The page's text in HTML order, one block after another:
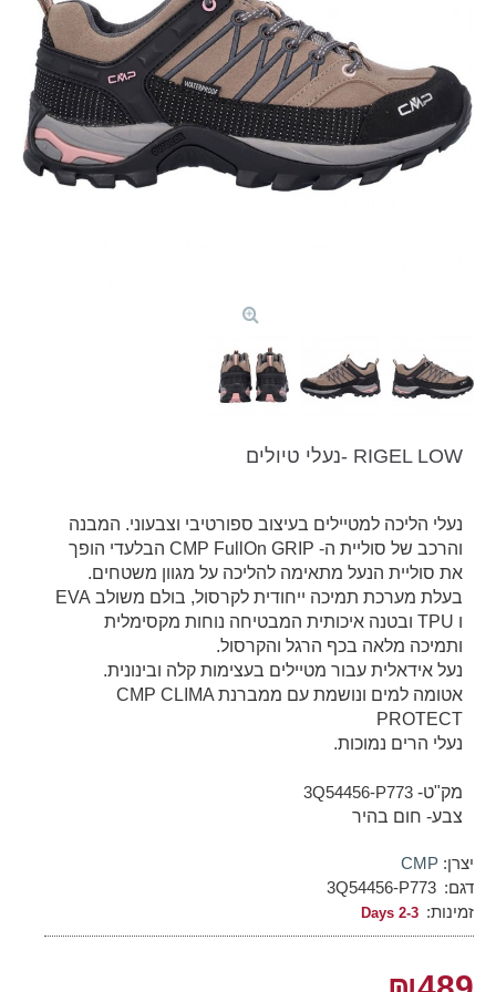
RIGEL LOW -נעלי טיולים
נעלי הליכה למטיילים בעיצוב ספורטיבי וצבעוני. המבנה
והרכב של סוליית ה- CMP FullOn GRIP הבלעדי הופך
את סוליית הנעל מתאימה להליכה על מגוון משטחים.
בעלת מערכת תמיכה ייחודית לקרסול, בולם משולב EVA
ו TPU ובטנה איכותית המבטיחה נוחות מקסימלית
ותמיכה מלאה בכף הרגל והקרסול.
נעל אידאלית עבור מטיילים בעצימות קלה ובינונית.
אטומה למים ונושמת עם ממברנת CMP CLIMA
PROTECT
נעלי הרים נמוכות.
מק"ט- 3Q54456-P773
צבע- חום בהיר
יצרן: CMP
דגם: 3Q54456-P773
זמינות: 2-3 Days